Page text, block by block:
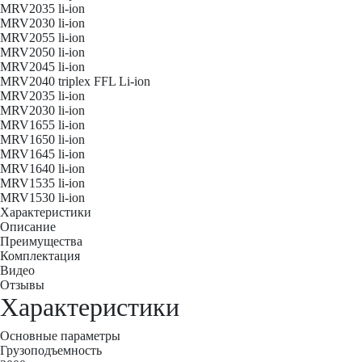
MRV2035 li-ion
MRV2030 li-ion
MRV2055 li-ion
MRV2050 li-ion
MRV2045 li-ion
MRV2040 triplex FFL Li-ion
MRV2035 li-ion
MRV2030 li-ion
MRV1655 li-ion
MRV1650 li-ion
MRV1645 li-ion
MRV1640 li-ion
MRV1535 li-ion
MRV1530 li-ion
Характеристики
Описание
Преимущества
Комплектация
Видео
Отзывы
Характеристики
Основные параметры
Грузоподъемность